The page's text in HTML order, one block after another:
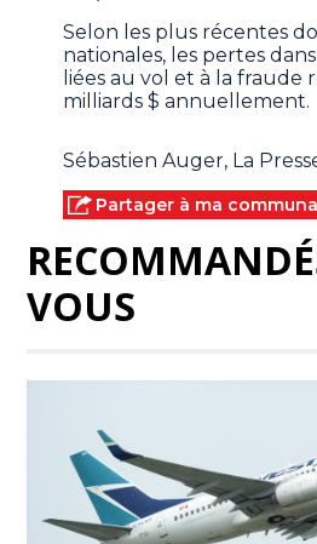
Selon les plus récentes
nationales, les pertes
liées au vol et à la fraude
milliards $ annuellement.
Sébastien Auger, La
Partager à ma
VOUS